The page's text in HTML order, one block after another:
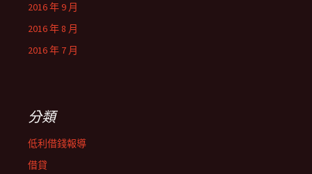
2016 年 9 月
2016 年 8 月
2016 年 7 月
分類
低利借錢報導
借貸